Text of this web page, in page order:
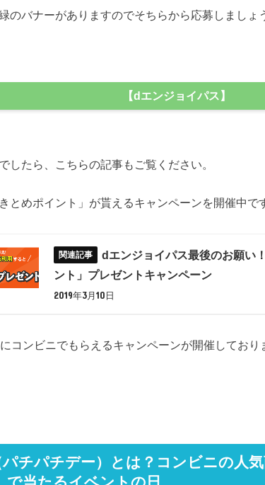
のバナーがありますのでそちらから応募しましょ
【dエンジョイパス】
したら、こちらの記事もご覧ください。
とめポイント」が貰えるキャンペーンを開催中で
dエンジョイパス最後のお願い
ント」プレゼントキャンペーン
2019年3月10日
コンビニでもらえるキャンペーンが開催してお
チパチデー）とは？コンビニの人
で当たるイベントの日